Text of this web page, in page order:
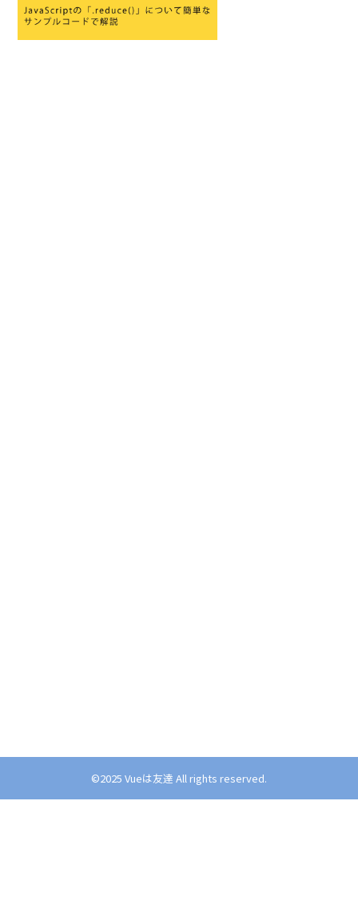
©︎2025 Vueは友達 All rights reserved.